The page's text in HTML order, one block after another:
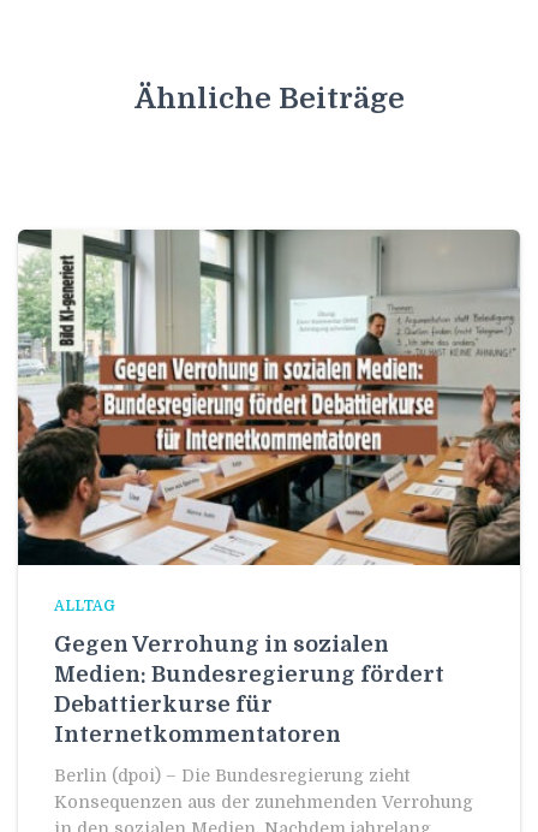
Ähnliche Beiträge
ALLTAG
Gegen Verrohung in sozialen
Medien: Bundesregierung fördert
Debattierkurse für
Internetkommentatoren
Berlin (dpoi) – Die Bundesregierung zieht
Konsequenzen aus der zunehmenden Verrohung
in den sozialen Medien. Nachdem jahrelang